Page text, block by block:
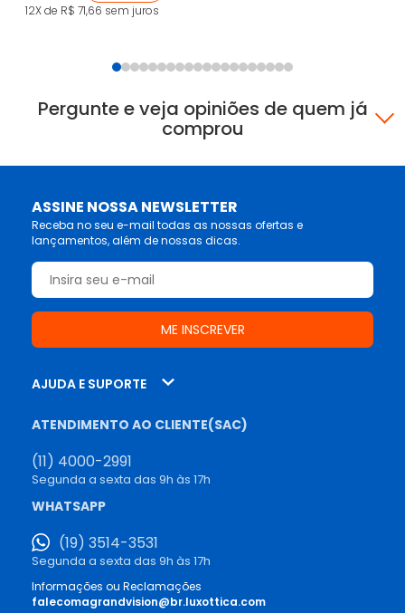
12X de R$ 71,66 sem juros
Pergunte e veja opiniões de quem já
comprou
ASSINE NOSSA NEWSLETTER
Receba no seu e-mail todas as nossas ofertas e
lançamentos, além de nossas dicas.
AJUDA E SUPORTE
ATENDIMENTO AO CLIENTE(SAC)
(11) 4000-2991
Segunda a sexta das 9h às 17h
WHATSAPP
(19) 3514-3531
Segunda a sexta das 9h às 17h
Informações ou Reclamações
falecomagrandvision@br.luxottica.com